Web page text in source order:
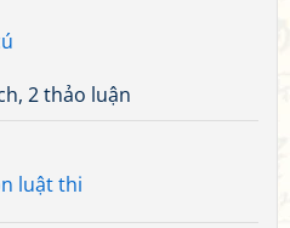
2 thảo luận
luật thi